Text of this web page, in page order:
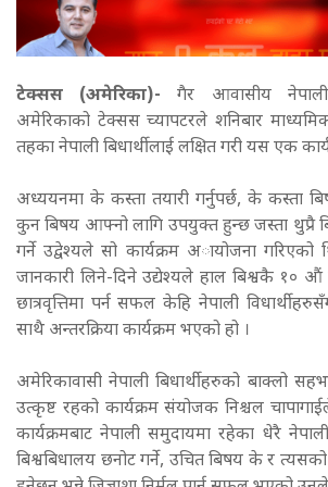
टेक्सस (अमेरिका)- गैर आवासीय
अमेरिकाको टेक्सस च्यापटरले शनिबार
तहका नेपाली बिधार्थीलाई लक्षित गरी यस एक
अध्ययनमा के कस्ता तयारी गर्नुपर्छ, के कस्ता
कुन बिषय आफ्नो लागि उपयुक्त हुन्छ जस्ता थुप्रै
गर्ने उद्वेश्यले सो कार्यक्रम अायोजना गरिएको
जानकारी लिने-दिने उद्येश्यले हाल बिश्वकै १० औं
छात्रवृत्तिमा पर्न सफल केहि नेपाली
साथै अन्तरक्रिया कार्यक्रम भएको हो ।
अमेरिकावासी नेपाली बिधार्थीहरुको बाक्लो
उत्कृष्ट रहको कार्यक्रम संयोजक निश्चल
कार्यक्रमबाट नेपाली समुदायमा रहेका धेरै
बिश्वबिधालय छनोट गर्ने, उचित बिषय के र